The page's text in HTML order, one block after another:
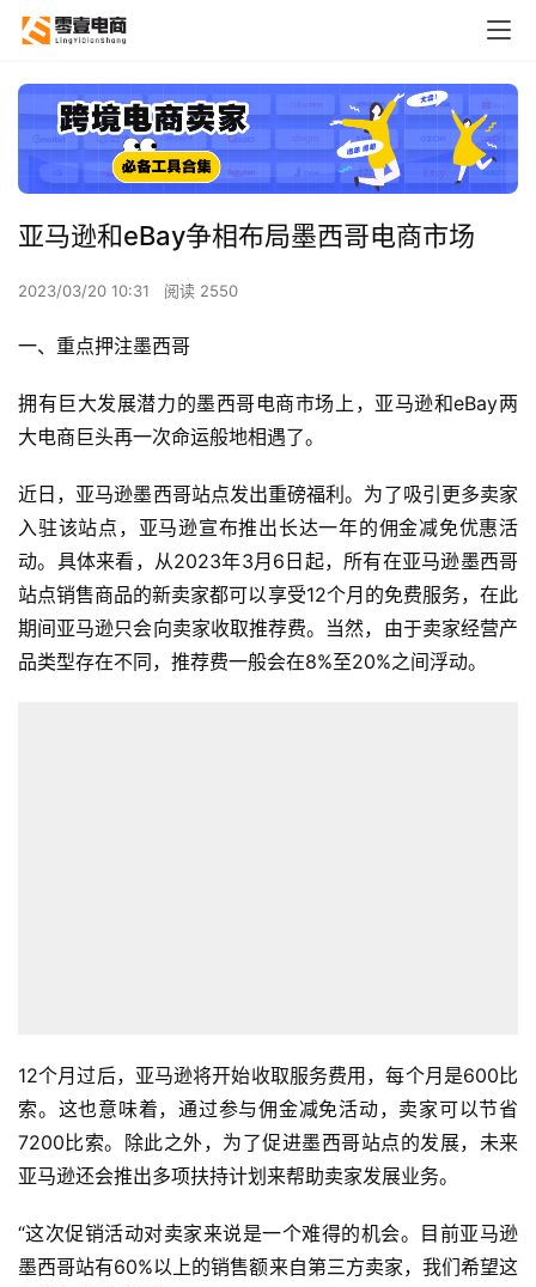
亚马逊和eBay争相布局墨西哥电商市场
2023/03/20 10:31 阅读 2550
一、重点押注墨西哥
拥有巨大发展潜力的墨西哥电商市场上，亚马逊和eBay两
大电商巨头再一次命运般地相遇了。
近日，亚马逊墨西哥站点发出重磅福利。为了吸引更多卖家
入驻该站点，亚马逊宣布推出长达一年的佣金减免优惠活
动。具体来看，从2023年3月6日起，所有在亚马逊墨西哥
站点销售商品的新卖家都可以享受12个月的免费服务，在此
期间亚马逊只会向卖家收取推荐费。当然，由于卖家经营产
品类型存在不同，推荐费一般会在8%至20%之间浮动。
12个月过后，亚马逊将开始收取服务费用，每个月是600比
索。这也意味着，通过参与佣金减免活动，卖家可以节省
7200比索。除此之外，为了促进墨西哥站点的发展，未来
亚马逊还会推出多项扶持计划来帮助卖家发展业务。
“这次促销活动对卖家来说是一个难得的机会。目前亚马逊
墨西哥站有60%以上的销售额来自第三方卖家，我们希望这